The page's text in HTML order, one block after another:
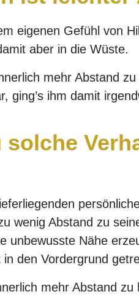
eigenen Gefühl von
aber in die Wüste.
mehr Abstand
ging’s ihm damit
solche
wenig Abstand zu
unbewusste Nähe
den Vordergrund
mehr Abstand